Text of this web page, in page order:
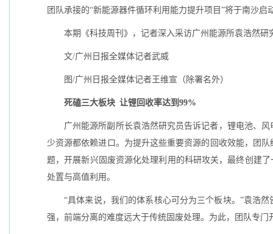
团队承接的“新能源器件循环利用能力提升项目”将于南沙启
本期《科技周刊》，记者深入采访广州能源所袁浩然
文/广州日报全媒体记者武威
图/广州日报全媒体记者王维宣（除署名外）
死磕三大板块 让锂回收率达到99%
广州能源所副所长袁浩然研究员告诉记者，锂电池、
少资源都依赖进口。为提升这些重要资源的回收效能，团
题，开展新兴固废资源化处理利用的科研攻关，最终创建
处置与高值利用。
“具体来说，我们的体系核心可分为三个板块。”袁浩
强，前端分离的难度远大于传统固废处理。为此，团队专